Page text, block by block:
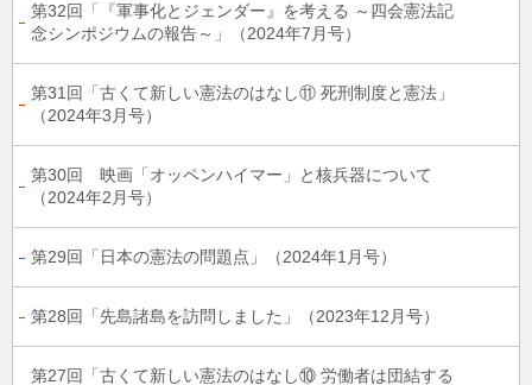
第32回「『軍事化とジェンダー』を考える ～四会憲法記
念シンポジウムの報告～」（2024年7月号）
第31回「古くて新しい憲法のはなし⑪ 死刑制度と憲法」
（2024年3月号）
第30回 映画「オッペンハイマー」と核兵器について
（2024年2月号）
第29回「日本の憲法の問題点」（2024年1月号）
第28回「先島諸島を訪問しました」（2023年12月号）
第27回「古くて新しい憲法のはなし⑩ 労働者は団結する